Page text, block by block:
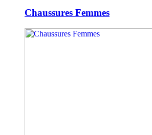
Chaussures Femmes